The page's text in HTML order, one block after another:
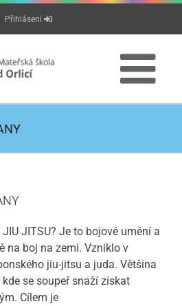
Přihláseni
JIU JITSU? Je to bojové umění a
na boj na zemi. Vzniklo v
jiu-jitsu a juda. Většina
se soupeř snaží získat
Cílem je